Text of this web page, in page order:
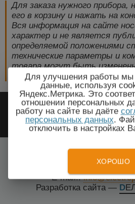
Для заказа нужного прибора,
его в корзину и нажать на
Вся информация на сайте
характер и не является
определяемой положениями
технические параметры и
товара могут быть
без предварительного
2009-2026 ©
Электротехническое
Красноярск, Красноярский
E-mail.:
Разработка сайта—
Для улучшения работы
данные, используя
Яндекс.Метрика. Это
отношении персональных
работу на сайте вы даёте
персональных данных.
отключить в настройках
ХОРОШО